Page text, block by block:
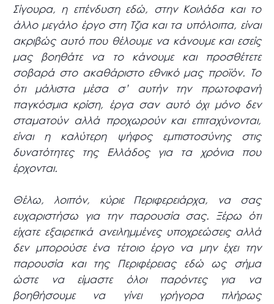
Σίγουρα, η επένδυση εδώ, στην Κοιλάδα και το
άλλο μεγάλο έργο στη Τζια και τα υπόλοιπα, είναι
ακριβώς αυτό που θέλουμε να κάνουμε και εσείς
μας βοηθάτε να το κάνουμε και προσθέτετε
σοβαρά στο ακαθάριστο εθνικό μας προϊόν. Το
ότι μάλιστα μέσα σ’ αυτήν την πρωτοφανή
παγκόσμια κρίση, έργα σαν αυτό όχι μόνο δεν
σταματούν αλλά προχωρούν και επιταχύνονται,
είναι η καλύτερη ψήφος εμπιστοσύνης στις
δυνατότητες της Ελλάδος για τα χρόνια που
έρχονται.
Θέλω, λοιπόν, κύριε Περιφερειάρχα, να σας
ευχαριστήσω για την παρουσία σας. Ξέρω ότι
είχατε εξαιρετικά ανειλημμένες υποχρεώσεις αλλά
δεν μπορούσε ένα τέτοιο έργο να μην έχει την
παρουσία και της Περιφέρειας εδώ ως σήμα
ώστε να είμαστε όλοι παρόντες για να
βοηθήσουμε να γίνει γρήγορα πλήρως